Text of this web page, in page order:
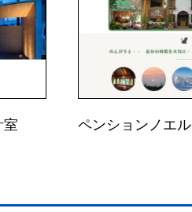
ペンションノエル